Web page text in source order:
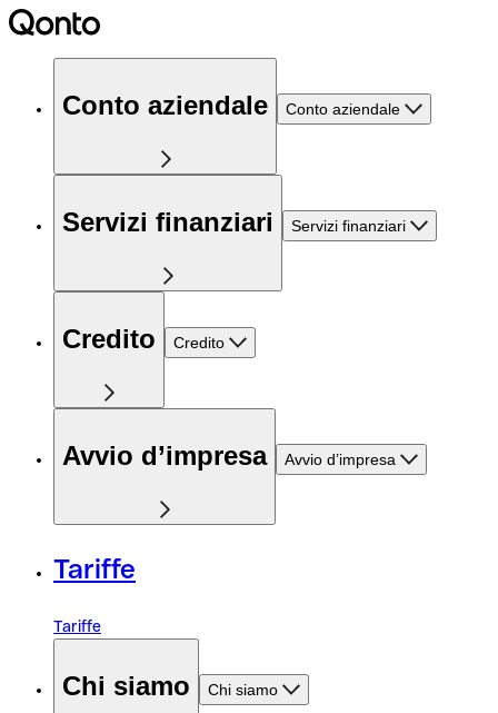
Conto aziendale Conto aziendale
Servizi finanziari Servizi finanziari
Credito Credito
Avvio d’impresa Avvio d’impresa
Tariffe
Tariffe
Chi siamo Chi siamo